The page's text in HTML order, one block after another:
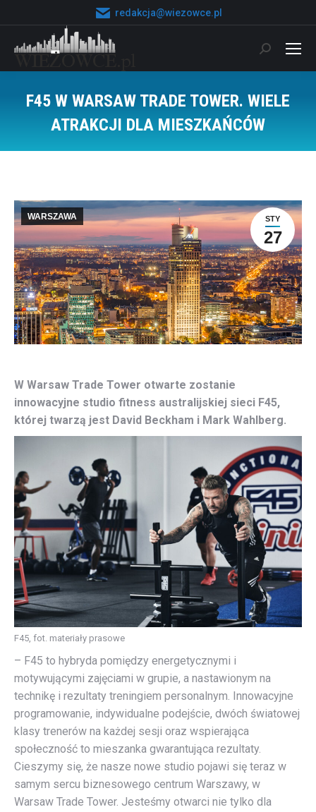
redakcja@wiezowce.pl
Szukaj:
F45 W WARSAW TRADE TOWER. WIELE
ATRAKCJI DLA MIESZKAŃCÓW
STY
27
WARSZAWA
W Warsaw Trade Tower otwarte zostanie
innowacyjne studio fitness australijskiej sieci F45,
której twarzą jest David Beckham i Mark Wahlberg.
F45, fot. materiały prasowe
– F45 to hybryda pomiędzy energetycznymi i
motywującymi zajęciami w grupie, a nastawionym na
technikę i rezultaty treningiem personalnym. Innowacyjne
programowanie, indywidualne podejście, dwóch światowej
klasy trenerów na każdej sesji oraz wspierająca
społeczność to mieszanka gwarantująca rezultaty.
Cieszymy się, że nasze nowe studio pojawi się teraz w
samym sercu biznesowego centrum Warszawy, w
Warsaw Trade Tower. Jesteśmy otwarci nie tylko dla